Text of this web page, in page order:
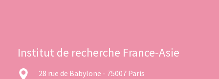
Institut de recherche France-Asie
28 rue de Babylone - 75007 Paris